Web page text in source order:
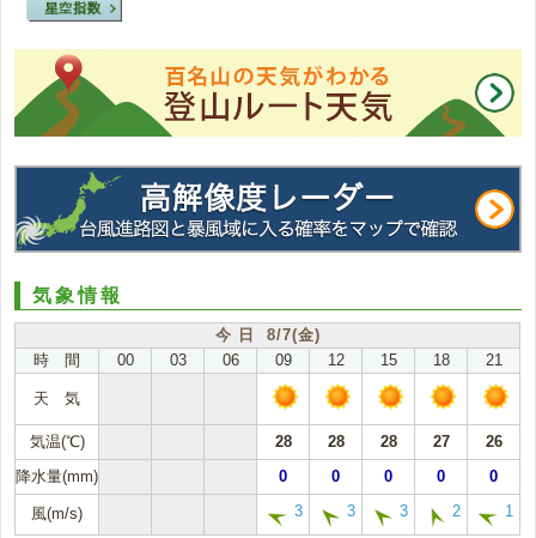
気象情報
今 日 8/7(金)
時 間
00 03 06 09 12 15 18 21
天 気
気温(℃) 28 28 28 27
26
降水量(mm)
0 0 0 0 0
風(m/s) 3 3 3 2 1